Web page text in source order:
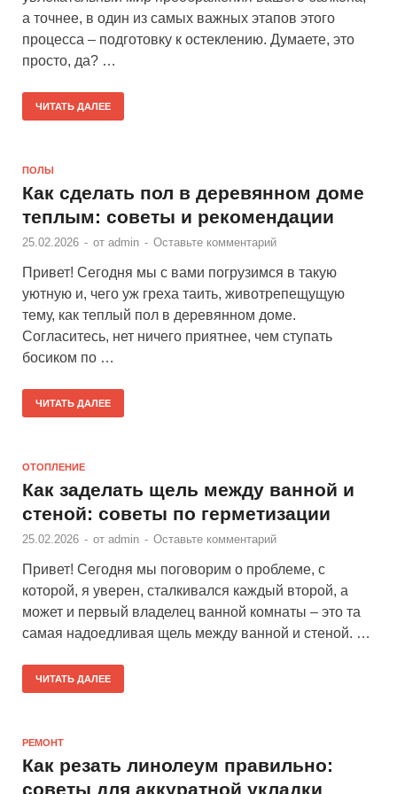
а точнее, в один из самых важных этапов этого
процесса – подготовку к остеклению. Думаете, это
просто, да? …
ЧИТАТЬ ДАЛЕЕ
ПОЛЫ
Как сделать пол в деревянном доме
теплым: советы и рекомендации
25.02.2026 - от admin - Оставьте комментарий
Привет! Сегодня мы с вами погрузимся в такую
уютную и, чего уж греха таить, животрепещущую
тему, как теплый пол в деревянном доме.
Согласитесь, нет ничего приятнее, чем ступать
босиком по …
ЧИТАТЬ ДАЛЕЕ
ОТОПЛЕНИЕ
Как заделать щель между ванной и
стеной: советы по герметизации
25.02.2026 - от admin - Оставьте комментарий
Привет! Сегодня мы поговорим о проблеме, с
которой, я уверен, сталкивался каждый второй, а
может и первый владелец ванной комнаты – это та
самая надоедливая щель между ванной и стеной. …
ЧИТАТЬ ДАЛЕЕ
РЕМОНТ
Как резать линолеум правильно:
советы для аккуратной укладки